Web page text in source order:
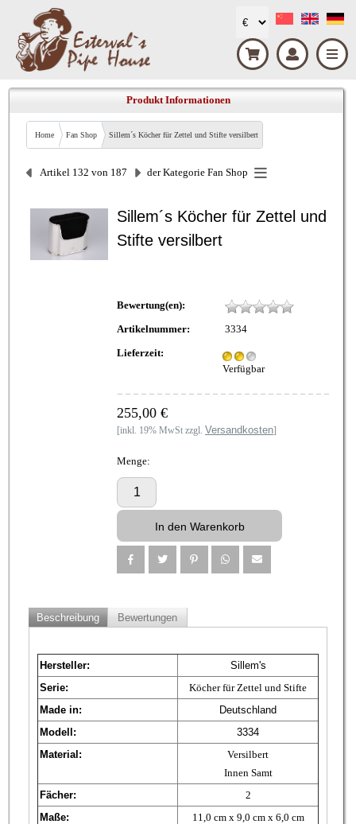
Produkt Informationen
Home Fan Shop Sillem´s Köcher für Zettel und Stifte versilbert
Artikel 132 von 187 der Kategorie Fan Shop
Sillem´s Köcher für Zettel und
Stifte versilbert
Bewertung(en):
Artikelnummer:
3334
Lieferzeit:
Verfügbar
255,00 €
[inkl. 19% MwSt zzgl. Versandkosten]
Menge:
Beschreibung Bewertungen
Hersteller:
Sillem's
Serie:
Köcher für Zettel und Stifte
Made in:
Deutschland
Modell:
3334
Material:
Versilbert
Innen Samt
Fächer:
2
Maße:
11,0 cm x 9,0 cm x 6,0 cm